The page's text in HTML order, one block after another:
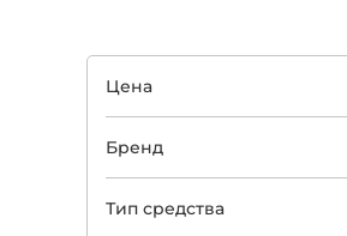
Цена
Бренд
Тип средства